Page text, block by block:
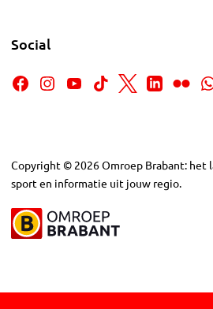
Social
Copyright © 2026Omroep Brabant: het
sport en informatie uit jouw regio.